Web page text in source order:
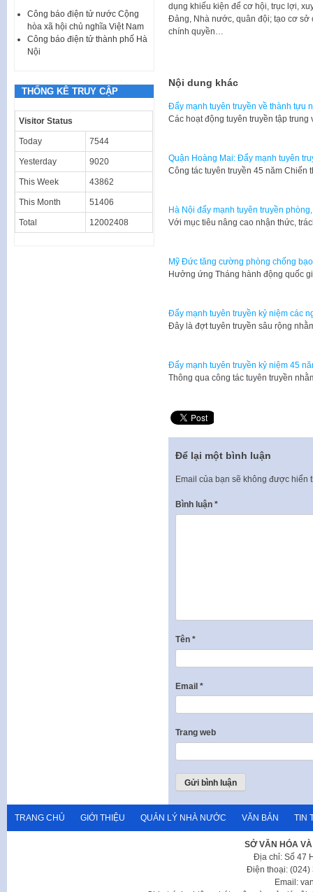
dụng khiếu kiện để cơ hội, trục lợi,
Đảng, Nhà nước, quân đội; tạo cơ sở
chính quyền…
Nội dung khác
Đẩy mạnh tuyên truyền về thành tựu
Các hoạt động tuyên truyền tập
Quận Hoàng Mai: Đẩy mạnh tuyên
Công tác tuyên truyền 45 năm
Hà Nội đẩy mạnh tuyên truyền
Với mục tiêu nâng cao nhận thức,
Mỹ Đức tăng cường phòng chống
Hưởng ứng Tháng hành động quốc
Đẩy mạnh tuyên truyền kỷ niệm các
Đây là đợt tuyên truyền sâu rộng
Đẩy mạnh tuyên truyền kỷ niệm 45
Thông qua công tác tuyên truyền
Để lại một bình luận
Email của bạn sẽ không được hiển
Bình luận *
Tên *
Email *
Trang web
Công báo điện tử nước Cộng
hòa xã hội chủ nghĩa Việt Nam
Công báo điện tử thành phố Hà
Nội
THỐNG KÊ TRUY CẬP
Visitor Status
Today 7544
Yesterday 9020
This Week 43862
This Month 51406
Total 12002408
TRANG CHỦ GIỚI THIỆU QUẢN LÝ NHÀ NƯỚC VĂN BẢN TIN
SỞ VĂN HÓA
Địa chỉ: Số 47
Điện thoại: (024)
Email: